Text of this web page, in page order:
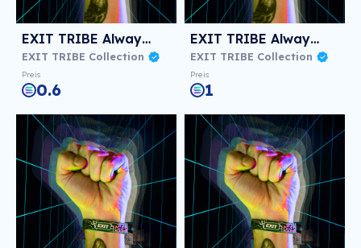
EXIT TRIBE Always! #569
EXIT TRIBE Collection
Preis
0.6
EXIT TRIBE Always! #14
EXIT TRIBE Collection
Preis
1